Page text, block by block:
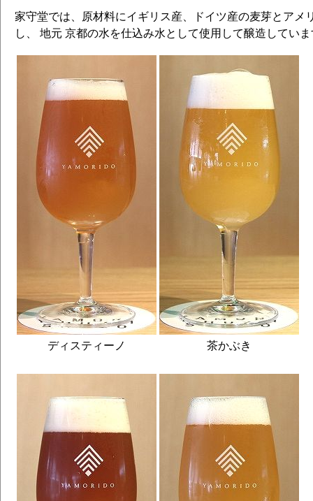
家守堂では、原材料にイギリス産、ドイツ産の麦芽とアメ
し、 地元 京都の水を仕込み水として使用して醸造してい
ディスティーノ 茶かぶき